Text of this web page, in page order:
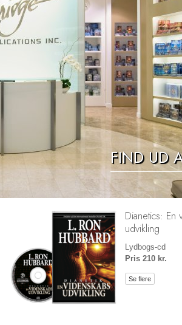
Løsninger til hjælp mod
omgivelser
Assister ved sygdom og
Integritet og ærlighed
Ægteskab
Følelsernes toneskala
Løsningen på stoffer
Børn
Redskaber til
Etik og din tilstand
Årsagen til
Undersøgelser
Organiseringens grundlag
Det grundlæggende om
FIND UD
Dianetics: En
udvikling
Lydbogs-cd
Pris 210 kr.
Se flere